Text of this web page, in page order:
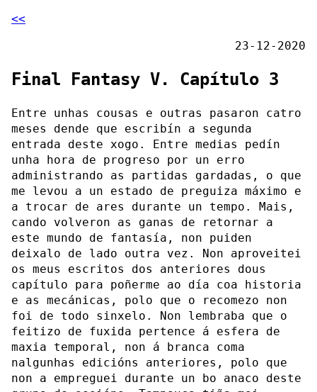
<<
23-12-2020
Final Fantasy V. Capítulo 3
Entre unhas cousas e outras pasaron catro
meses dende que escribín a segunda
entrada deste xogo. Entre medias pedín
unha hora de progreso por un erro
administrando as partidas gardadas, o que
me levou a un estado de preguiza máximo e
a trocar de ares durante un tempo. Mais,
cando volveron as ganas de retornar a
este mundo de fantasía, non puiden
deixalo de lado outra vez. Non aproveitei
os meus escritos dos anteriores dous
capítulo para poñerme ao día coa historia
e as mecánicas, polo que o recomezo non
foi de todo sinxelo. Non lembraba que o
feitizo de fuxida pertence á esfera de
maxia temporal, non á branca coma
nalgunhas edicións anteriores, polo que
non a empreguei durante un bo anaco deste